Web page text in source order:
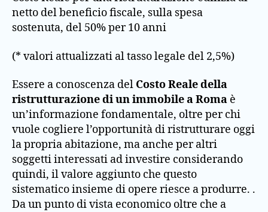
netto del beneficio fiscale, sulla spesa
sostenuta, del 50% per 10 anni
(* valori attualizzati al tasso legale del 2,5%)
Essere a conoscenza del Costo Reale della
ristrutturazione di un immobile a Roma è
un’informazione fondamentale, oltre per chi
vuole cogliere l’opportunità di ristrutturare oggi
la propria abitazione, ma anche per altri
soggetti interessati ad investire considerando
quindi, il valore aggiunto che questo
sistematico insieme di opere riesce a produrre. .
Da un punto di vista economico oltre che a